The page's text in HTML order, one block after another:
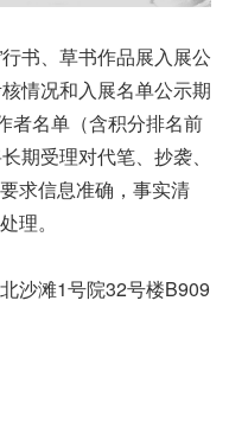
书、草书作品展入展公
情况和入展名单公示期
者名单（含积分排名前
期受理对代笔、抄袭、
求信息准确，事实清
理。
滩1号院32号楼B909